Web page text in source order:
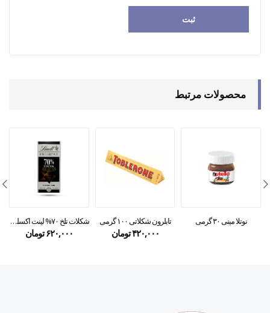
محصولات مرتبط
نوتلا مینی ۳۰ گرمی تابلرون شکلاتی ۱۰۰ گرمی
۴۲۰,۰۰۰تومان
شکلات تلخ ۷۰% لینت اکسلنس
۶۲۰,۰۰۰ تومان